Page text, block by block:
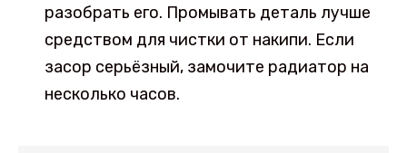
разобрать его. Промывать деталь лучше
средством для чистки от накипи. Если
засор серьёзный, замочите радиатор на
несколько часов.